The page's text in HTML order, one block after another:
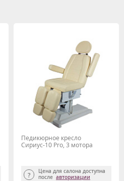
Педикюрное кресло
Сириус-10 Pro, 3 мотора
Цена для салона доступна
после авторизации